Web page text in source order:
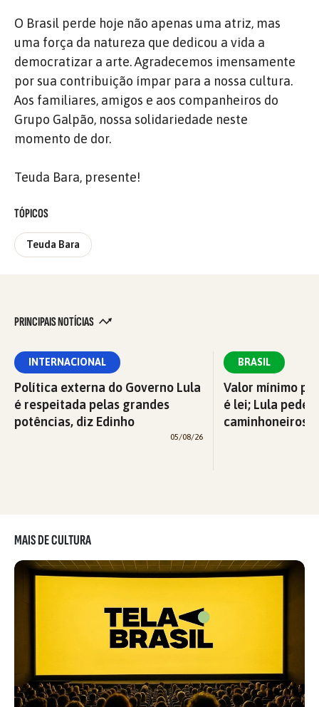
O Brasil perde hoje não apenas uma atriz, mas
uma força da natureza que dedicou a vida a
democratizar a arte. Agradecemos imensamente
por sua contribuição ímpar para a nossa cultura.
Aos familiares, amigos e aos companheiros do
Grupo Galpão, nossa solidariedade neste
momento de dor.
Teuda Bara, presente!
TÓPICOS
Teuda Bara
PRINCIPAIS NOTÍCIAS
INTERNACIONAL
Política externa do Governo Lula
é respeitada pelas grandes
potências, diz Edinho
05/08/26
BRASIL
Valor mínimo
é lei; Lula pede
caminhoneiros
MAIS DE CULTURA